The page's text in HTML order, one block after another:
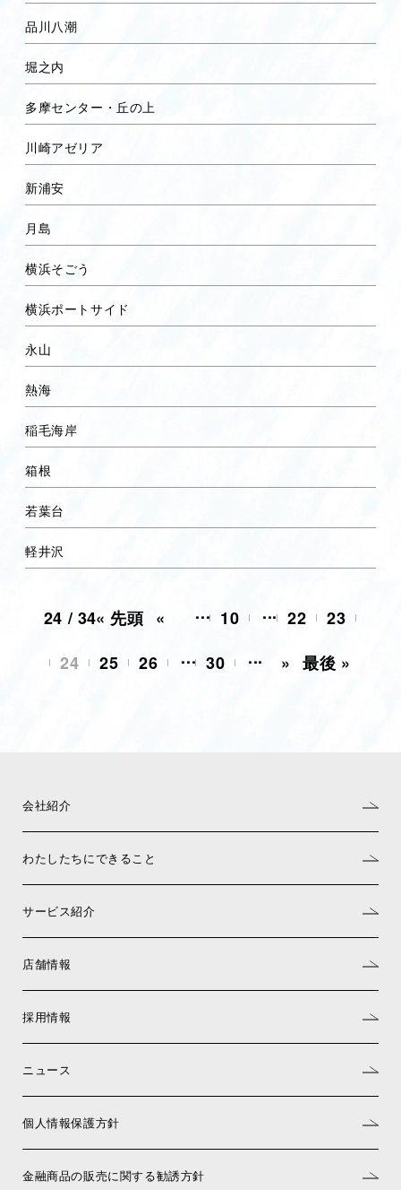
品川八潮
堀之内
多摩センター・丘の上
川崎アゼリア
新浦安
月島
横浜そごう
横浜ポートサイド
永山
熱海
稲毛海岸
箱根
若葉台
軽井沢
24 / 34« 先頭 « ... 10 ... 22
23
24
25 26 ... 30 ... » 最後 »
会社紹介
わたしたちにできること
サービス紹介
店舗情報
採用情報
ニュース
個人情報保護方針
金融商品の販売に関する勧誘方針